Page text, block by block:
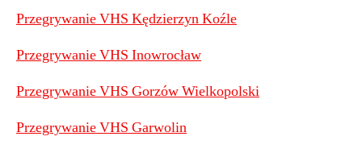
Przegrywanie VHS Kędzierzyn Koźle
Przegrywanie VHS Inowrocław
Przegrywanie VHS Gorzów Wielkopolski
Przegrywanie VHS Garwolin